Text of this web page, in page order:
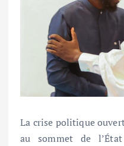
La crise politique
au sommet de